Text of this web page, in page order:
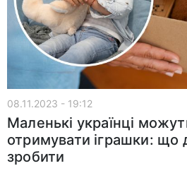
08.11.2023 - 19:12
Маленькі українці
отримувати іграшки: що
зробити